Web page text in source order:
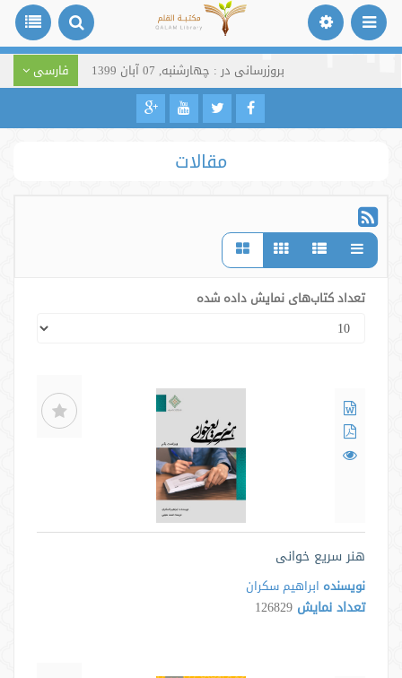
بروزرسانی در : چهارشنبه, 07 آبان 1399 فارسی
مقالات
تعداد کتاب‌های نمایش داده شده
هنر سریع خوانی
نویسنده ابراهیم سکران
تعداد نمایش 126829